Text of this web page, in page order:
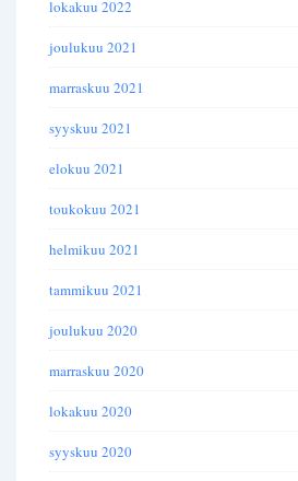
lokakuu 2022
joulukuu 2021
marraskuu 2021
syyskuu 2021
elokuu 2021
toukokuu 2021
helmikuu 2021
tammikuu 2021
joulukuu 2020
marraskuu 2020
lokakuu 2020
syyskuu 2020